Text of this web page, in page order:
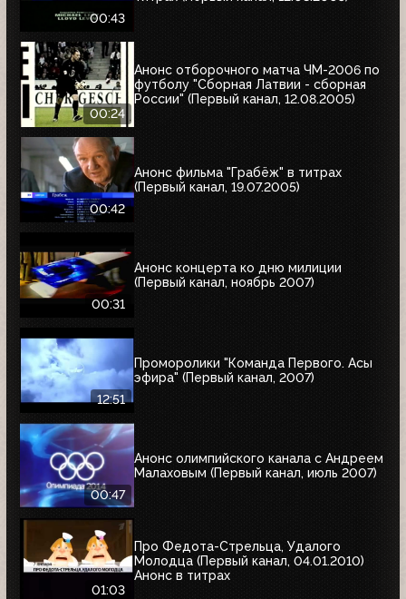
00:43
00:24
Анонс отборочного матча ЧМ-2006 по
футболу "Сборная Латвии - сборная
России" (Первый канал, 12.08.2005)
00:42
Анонс фильма "Грабёж" в титрах
(Первый канал, 19.07.2005)
00:31
Анонс концерта ко дню милиции
(Первый канал, ноябрь 2007)
12:51
Проморолики "Команда Первого. Асы
эфира" (Первый канал, 2007)
00:47
Анонс олимпийского канала с Андреем
Малаховым (Первый канал, июль 2007)
01:03
Про Федота-Стрельца, Удалого
Молодца (Первый канал, 04.01.2010)
Анонс в титрах